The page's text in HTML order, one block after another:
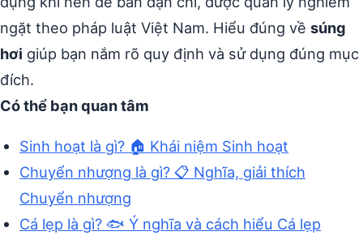
ngặt theo pháp luật Việt Nam. Hiểu đúng về súng
hơi giúp bạn nắm rõ quy định và sử dụng đúng mục
đích.
Có thể bạn quan tâm
Sinh hoạt là gì? 🏠 Khái niệm Sinh hoạt
Chuyển nhượng là gì? 📋 Nghĩa, giải thích
Chuyển nhượng
Cá lẹp là gì? 🐟 Ý nghĩa và cách hiểu Cá lẹp